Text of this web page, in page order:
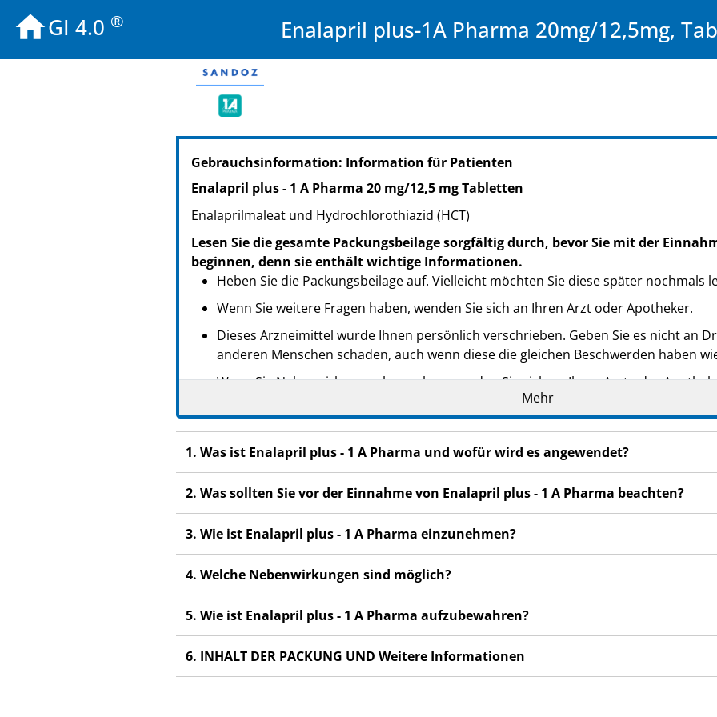
GI 4.0 ® Enalapril plus-1A Pharma 20mg/12,5mg,
PZN: 07300774
PPN: 110730077457
NTIN: 04150073007744
PPN: 110730078023
NTIN: 04150073007805
PZN: 07300797
PPN: 110730079713
NTIN: 04150073007973
Gebrauchsinformation: Information für Patienten
Enalapril plus - 1 A Pharma 20 mg/12,5 mg Tabletten
Enalaprilmaleat und Hydrochlorothiazid (HCT)
Lesen Sie die gesamte Packungsbeilage sorgfältig durch, bevor Sie mit der
beginnen, denn sie enthält wichtige Informationen.
Heben Sie die Packungsbeilage auf. Vielleicht möchten Sie diese später nochmals
Wenn Sie weitere Fragen haben, wenden Sie sich an Ihren Arzt oder Apotheker.
Dieses Arzneimittel wurde Ihnen persönlich verschrieben. Geben Sie es nicht an
anderen Menschen schaden, auch wenn diese die gleichen Beschwerden haben
Wenn Sie Nebenwirkungen bemerken, wenden Sie sich an Ihren Arzt oder
Nebenwirkungen, die nicht in dieser Packungsbeilage angegeben sind. Siehe
Mehr
1. Was ist Enalapril plus - 1 A Pharma und wofür wird es angewendet?
2. Was sollten Sie vor der Einnahme von Enalapril plus - 1 A Pharma beachten?
3. Wie ist Enalapril plus - 1 A Pharma einzunehmen?
4. Welche Nebenwirkungen sind möglich?
5. Wie ist Enalapril plus - 1 A Pharma aufzubewahren?
6. INHALT DER PACKUNG UND Weitere Informationen